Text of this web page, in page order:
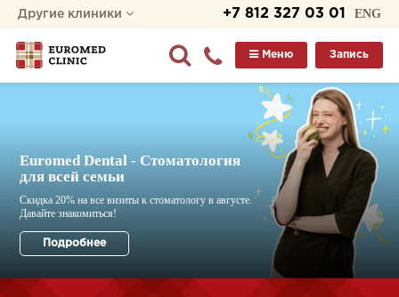
ENG
+7 812 327 03 01
Другие клиники
Запись
Меню
Euromed Dental - Стоматология
для всей семьи